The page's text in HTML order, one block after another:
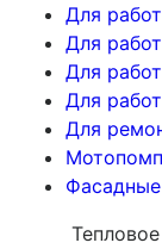
Для
Для
Для
Для
Для